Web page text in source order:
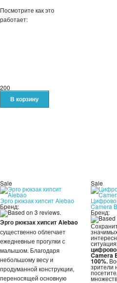
Посмотрите как это
работает:
200
Sale
Эрго рюкзак хипсит Aiebao
Бренд:
Эрго рюкзак хипсит Aiebao
существенно облегчает
ежедневные прогулки с
малышом. Благодаря
небольшому весу и
продуманной конструкции,
переносящей основную
Sale
Camera
Бренд:
Camera
100%.
зрители